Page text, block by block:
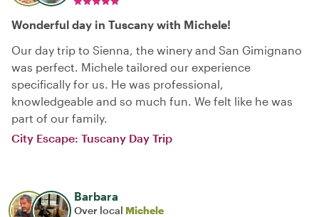
Wonderful day in Tuscany with Michele!
Our day trip to Sienna, the winery and San Gimignano
was perfect. Michele tailored our experience
specifically for us. He was professional,
knowledgeable and so much fun. We felt like he was
part of our family.
City Escape: Tuscany Day Trip
Barbara
Over local Michele